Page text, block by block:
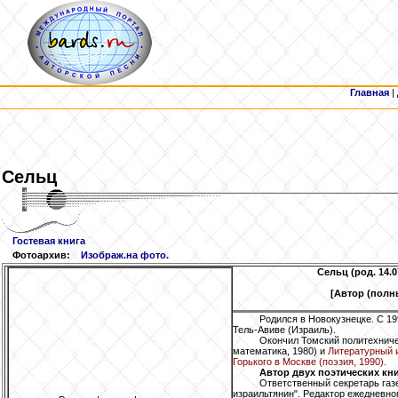
Главная |
Сельц
Гостевая книга
Фотоархив:
Изображ.на фото.
Сельц (род.
[Автор
Родился в Новокузнецке. С
Тель-Авиве (Израиль).
Окончил Томский
математика, 1980) и Литературный
Горького в Москве (поэзия, 1990).
Автор двух поэтических
Ответственный секретарь
израильтянин". Редактор